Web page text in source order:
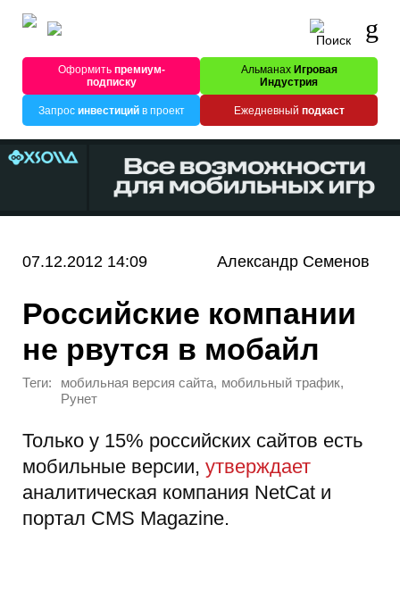
Оформитьпремиум-
подписку
Альманах Игровая
Индустрия
Запрос инвестицийв проект Ежедневный подкаст
07.12.2012 14:09 Александр Семенов
Российские компании
не рвутся в мобайл
Теги: мобильная версия сайта, мобильный трафик,
Рунет
Только у 15% российских сайтов есть
мобильные версии, утверждает
аналитическая компания NetCat и
портал CMS Magazine.